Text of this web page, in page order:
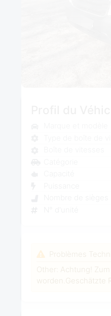
Problèmes
Other: Achtung!
worden.Geschätzte